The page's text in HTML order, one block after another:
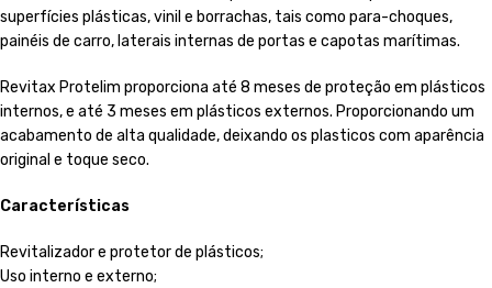
superfícies plásticas, vinil e borrachas, tais como para-choques,
painéis de carro, laterais internas de portas e capotas marítimas.
Revitax Protelim proporciona até 8 meses de proteção em plásticos
internos, e até 3 meses em plásticos externos. Proporcionando um
acabamento de alta qualidade, deixando os plasticos com aparência
original e toque seco.
Características
Revitalizador e protetor de plásticos;
Uso interno e externo;